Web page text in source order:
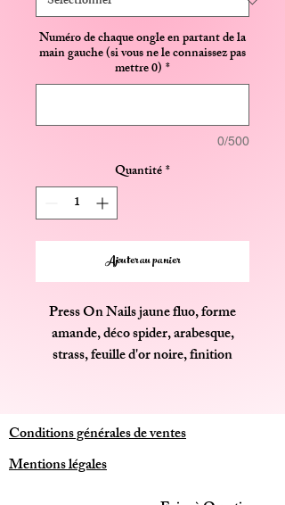
Numéro de chaque ongle en partant de la
main gauche (si vous ne le connaissez pas
mettre 0) *
0/500
Quantité*
Ajouter au panier
Press On Nails jaune fluo, forme
amande, déco spider, arabesque,
strass, feuille d'or noire, finition
Conditions générales de ventes
Mentions légales